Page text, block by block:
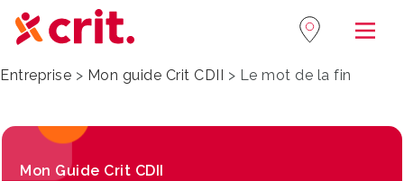
Entreprise > Mon guide Crit CDII > Le mot de la fin
Mon Guide Crit CDII